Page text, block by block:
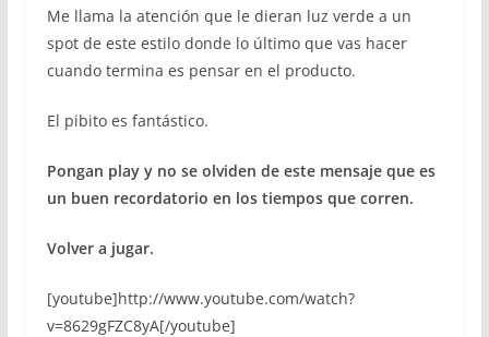
Me llama la atención que le dieran luz verde a un
spot de este estilo donde lo último que vas hacer
cuando termina es pensar en el producto.
El pibito es fantástico.
Pongan play y no se olviden de este mensaje que es
un buen recordatorio en los tiempos que corren.
Volver a jugar.
[youtube]http://www.youtube.com/watch?
v=8629gFZC8yA[/youtube]